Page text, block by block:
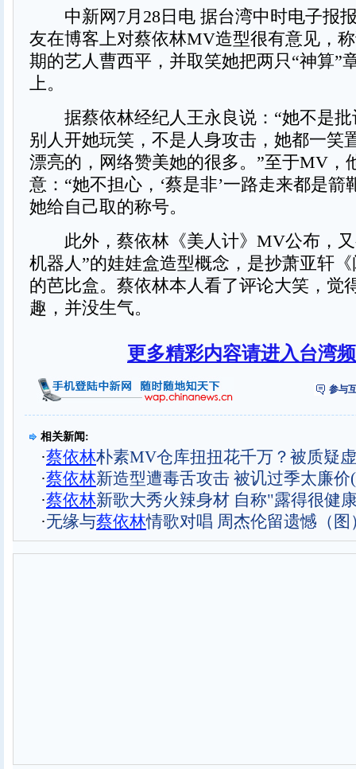
中新网7月28日电 据台湾中时电子报
友在博客上对蔡依林MV造型很有意见，
期的艺人曹西平，并取笑她把两只“神算”
上。
据蔡依林经纪人王永良说：“她不是批
别人开她玩笑，不是人身攻击，她都一笑
漂亮的，网络赞美她的很多。”至于MV，
意：“她不担心，‘蔡是非’一路走来都是箭
她给自己取的称号。
此外，蔡依林《美人计》MV公布，又
机器人”的娃娃盒造型概念，是抄萧亚轩
的芭比盒。蔡依林本人看了评论大笑，觉
趣，并没生气。
更多精彩内容请进入台湾
参与
相关新闻:
·蔡依林朴素MV仓库扭扭花千万？被质疑
·蔡依林新造型遭毒舌攻击 被讥过季太廉价
·蔡依林新歌大秀火辣身材 自称"露得很健
·无缘与蔡依林情歌对唱 周杰伦留遗憾（图